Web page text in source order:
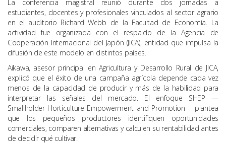
La conferencia magistral reunió durante dos jornadas a
estudiantes, docentes y profesionales vinculados al sector agrario
en el auditorio Richard Webb de la Facultad de Economía. La
actividad fue organizada con el respaldo de la Agencia de
Cooperación Internacional del Japón (JICA), entidad que impulsa la
difusión de este modelo en distintos países.
Aikawa, asesor principal en Agricultura y Desarrollo Rural de JICA,
explicó que el éxito de una campaña agrícola depende cada vez
menos de la capacidad de producir y más de la habilidad para
interpretar las señales del mercado. El enfoque SHEP —
Smallholder Horticulture Empowerment and Promotion— plantea
que los pequeños productores identifiquen oportunidades
comerciales, comparen alternativas y calculen su rentabilidad antes
de decidir qué cultivar.